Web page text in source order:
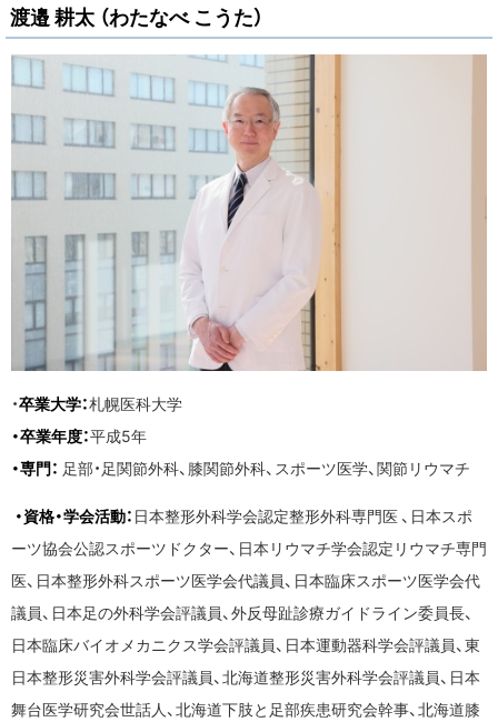
に
戻
る
渡邉 耕太 （わたなべ こうた）
・卒業大学：札幌医科大学
・卒業年度：平成5年
・専門： 足部・足関節外科、膝関節外科、スポーツ医学、関節リウマチ
・資格・学会活動： 日本整形外科学会認定整形外科専門医 、日本スポ
ーツ協会公認スポーツドクター、日本リウマチ学会認定リウマチ専門
医、日本整形外科スポーツ医学会代議員、日本臨床スポーツ医学会代
議員、日本足の外科学会評議員、外反母趾診療ガイドライン委員長、
日本臨床バイオメカニクス学会評議員、日本運動器科学会評議員、東
日本整形災害外科学会評議員、北海道整形災害外科学会評議員、日本
舞台医学研究会世話人、北海道下肢と足部疾患研究会幹事、北海道膝